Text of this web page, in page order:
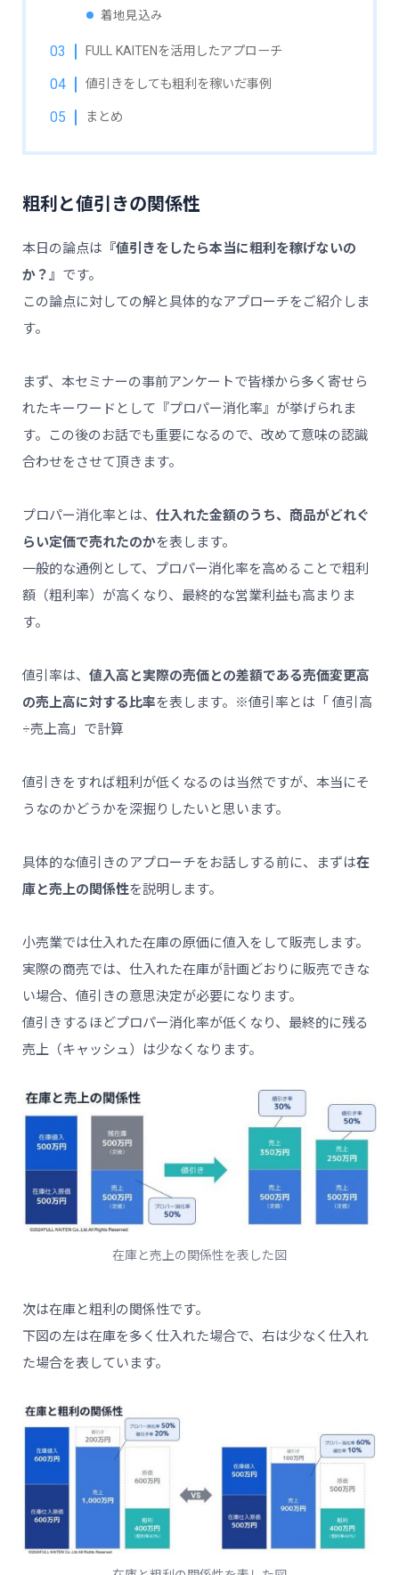
着地見込み
FULL KAITENを活用したアプローチ
値引きをしても粗利を稼いだ事例
まとめ
粗利と値引きの関係性
本日の論点は 『値引きをしたら本当に粗利を稼げないの
か？』 です。
この論点に対しての解と具体的なアプローチをご紹介しま
す。
まず、本セミナーの事前アンケートで皆様から多く寄せら
れたキーワードとして『プロパー消化率』が挙げられま
す。この後のお話でも重要になるので、改めて意味の認識
合わせをさせて頂きます。
プロパー消化率とは、 仕入れた金額のうち、商品がどれぐ
らい定価で売れたのかを表します。
一般的な通例として、プロパー消化率を高めることで粗利
額（粗利率）が高くなり、最終的な営業利益も高まりま
す。
値引率は、 値入高と実際の売価との差額である売価変更高
の売上高に対する比率を表します。※値引率とは「 値引高
÷売上高」で計算
値引きをすれば粗利が低くなるのは当然ですが、本当にそ
うなのかどうかを深掘りしたいと思います。
具体的な値引きのアプローチをお話しする前に、まずは在
庫と売上の関係性を説明します。
小売業では仕入れた在庫の原価に値入をして販売します。
実際の商売では、仕入れた在庫が計画どおりに販売できな
い場合、値引きの意思決定が必要になります。
値引きするほどプロパー消化率が低くなり、最終的に残る
売上（キャッシュ）は少なくなります。
在庫と売上の関係性を表した図
次は在庫と粗利の関係性です。
下図の左は在庫を多く仕入れた場合で、右は少なく仕入れ
た場合を表しています。